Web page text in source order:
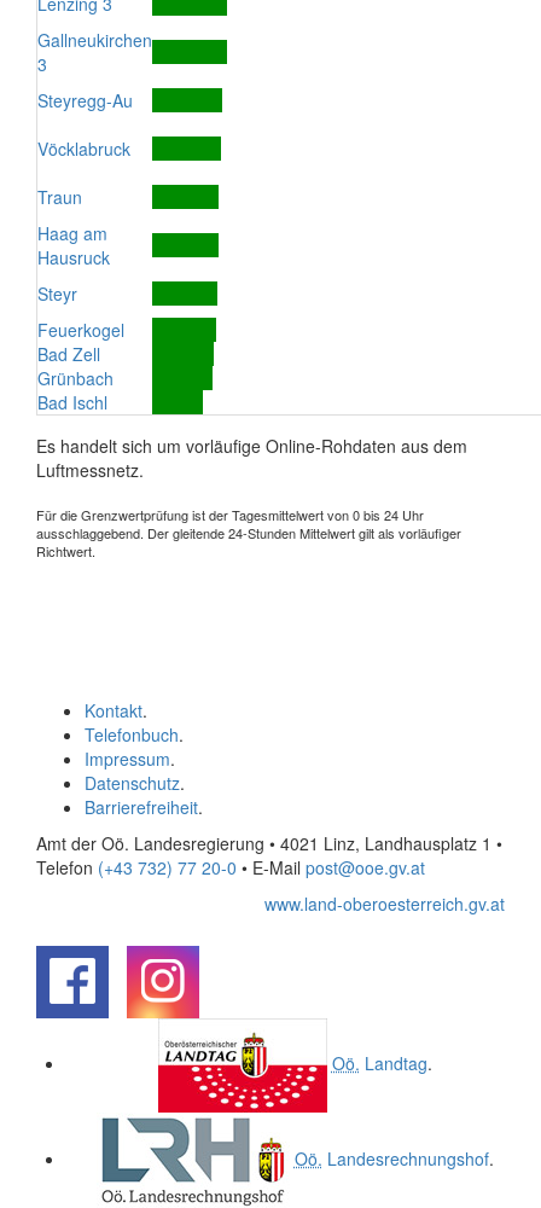
Gallneukirchen
3
Steyregg-Au
Vöcklabruck
Traun
Haag am
Hausruck
Steyr
Feuerkogel
Bad Zell
Grünbach
Bad Ischl
Es handelt sich um vorläufige Online-Rohdaten aus dem
Luftmessnetz.
Für die Grenzwertprüfung ist der Tagesmittelwert von 0 bis 24 Uhr
ausschlaggebend. Der gleitende 24-Stunden Mittelwert gilt als vorläufiger
Richtwert.
Kontakt.
Telefonbuch.
Impressum.
Datenschutz.
Barrierefreiheit.
Amt der Oö. Landesregierung • 4021 Linz, Landhausplatz 1 •
Telefon (+43 732) 77 20-0 • E-Mail post@ooe.gv.at
www.land-oberoesterreich.gv.at
Oö. Landtag.
Oö. Landesrechnungshof.